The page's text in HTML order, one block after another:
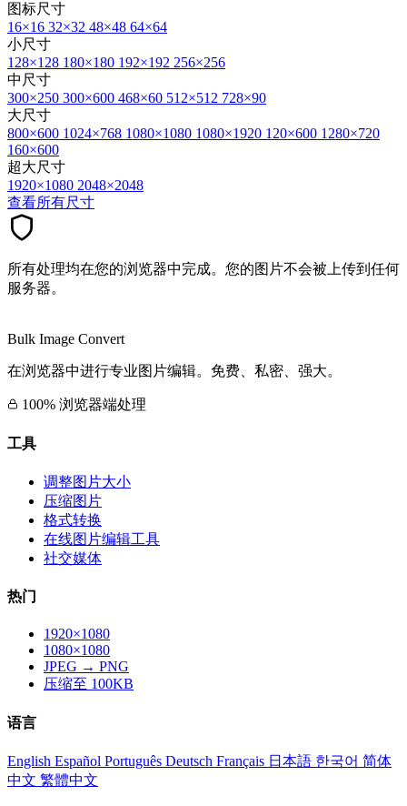
图标尺寸
16×16 32×32 48×48 64×64
小尺寸
128×128 180×180 192×192 256×256
中尺寸
300×250 300×600 468×60 512×512 728×90
大尺寸
800×600 1024×768 1080×1080 1080×1920 120×600 1280×720
160×600
超大尺寸
1920×1080 2048×2048
查看所有尺寸
所有处理均在您的浏览器中完成。您的图片不会被上传到任何
服务器。
Bulk Image Convert
在浏览器中进行专业图片编辑。免费、私密、强大。
100% 浏览器端处理
工具
调整图片大小
压缩图片
格式转换
在线图片编辑工具
社交媒体
热门
1920×1080
1080×1080
JPEG → PNG
压缩至 100KB
语言
English Español Português Deutsch Français 日本語 한국어 简体
中文 繁體中文